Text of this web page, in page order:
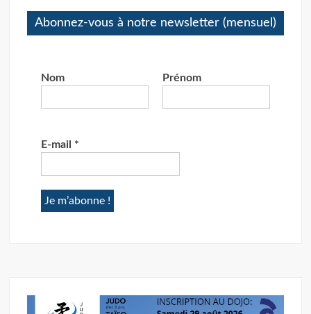
Abonnez-vous à notre newsletter (mensuel)
Nom Prénom
E-mail *